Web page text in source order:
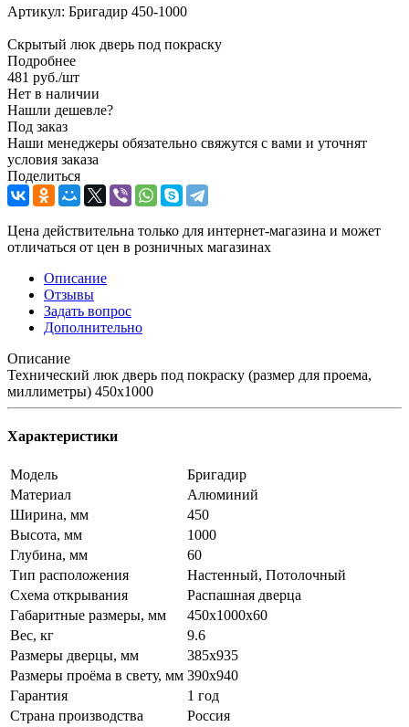
Артикул: Бригадир 450-1000
Скрытый люк дверь под покраску
Подробнее
481 руб./шт
Нет в наличии
Нашли дешевле?
Под заказ
Наши менеджеры обязательно свяжутся с вами и уточнят
условия заказа
Поделиться
Цена действительна только для интернет-магазина и может
отличаться от цен в розничных магазинах
Описание
Отзывы
Задать вопрос
Дополнительно
Описание
Технический люк дверь под покраску (размер для проема,
миллиметры) 450x1000
Характеристики
Модель
Бригадир
Материал
Алюминий
Ширина, мм
450
Высота, мм
1000
Глубина, мм
60
Тип расположения
Настенный, Потолочный
Схема открывания
Распашная дверца
Габаритные размеры, мм
450х1000х60
Вес, кг
9.6
Размеры дверцы, мм
385х935
Размеры проёма в свету, мм 390х940
Гарантия
1 год
Страна производства
Россия